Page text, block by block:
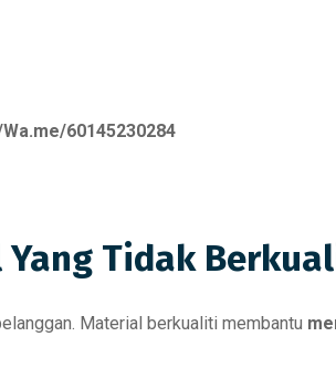
60145230284
Tidak
Material berkualiti membantu